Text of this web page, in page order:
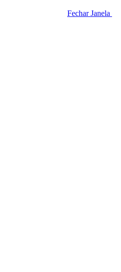
Fechar Janela